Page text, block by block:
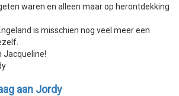
waren en alleen maar op herontdekking
is misschien nog veel meer een
Jacqueline!
aan Jordy